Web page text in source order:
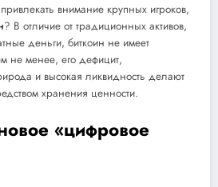
внимание крупных игроков,
? В отличие от традиционных активов,
деньги, биткоин не имеет
не менее, его дефицит,
и высокая ликвидность делают
хранения ценности.
«цифровое